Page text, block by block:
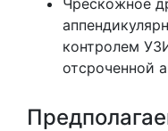
контролем
отсроченной